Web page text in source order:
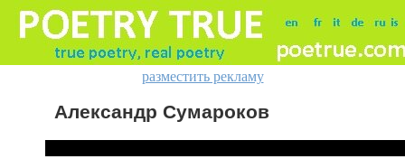
разместить рекламу
Александр Сумароков